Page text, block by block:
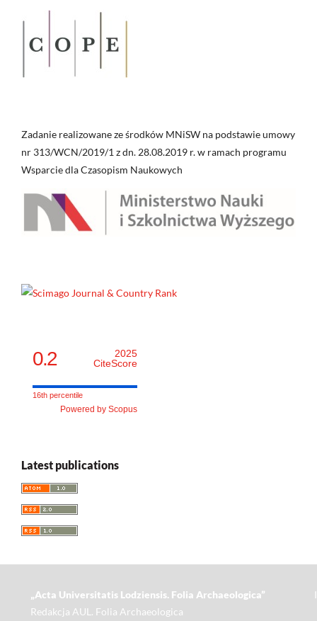
Zadanie realizowane ze środków MNiSW na podstawie umowy
nr 313/WCN/2019/1 z dn. 28.08.2019 r. w ramach programu
Wsparcie dla Czasopism Naukowych
0.2
2025
CiteScore
16th percentile
Powered by Scopus
Latest publications
„Acta Universitatis Lodziensis. Folia Archaeologica”
Redakcja AUL. Folia Archaeologica